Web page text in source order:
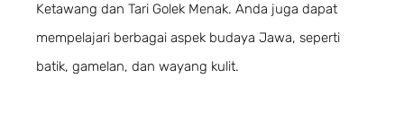
Ketawang dan Tari Golek Menak. Anda juga dapat
mempelajari berbagai aspek budaya Jawa, seperti
batik, gamelan, dan wayang kulit.